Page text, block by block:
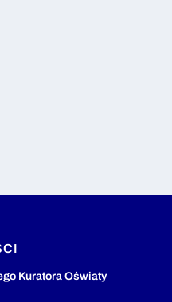
Kuratora Oświaty